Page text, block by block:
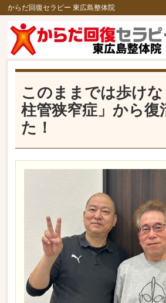
からだ回復セラピー 東広島整体院
このままでは歩け
柱管狭窄症」から復
た！